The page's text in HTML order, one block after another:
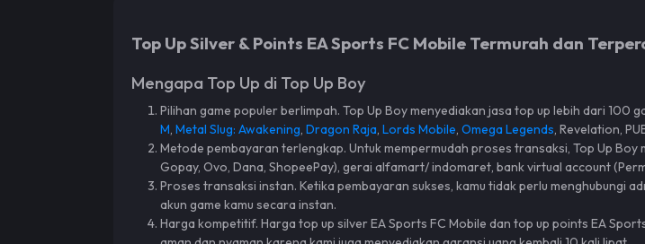
Top Up Silver & Points EA Sports FC Mobile Termurah dan
Mengapa Top Up di Top Up Boy
Pilihan game populer berlimpah. Top Up Boy menyediakan jasa top up lebih dari 100
M, Metal Slug: Awakening, Dragon Raja, Lords Mobile, Omega Legends, Revelation,
Metode pembayaran terlengkap. Untuk mempermudah proses transaksi, Top Up
Gopay, Ovo, Dana, ShopeePay), gerai alfamart/ indomaret, bank virtual account
Proses transaksi instan. Ketika pembayaran sukses, kamu tidak perlu menghubungi
akun game kamu secara instan.
Harga kompetitif. Harga top up silver EA Sports FC Mobile dan top up points EA